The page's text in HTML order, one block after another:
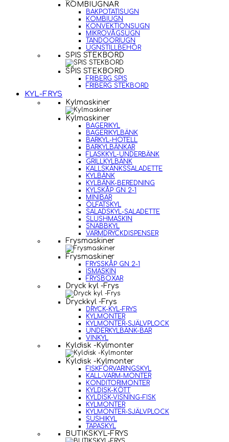
KOMBIUGNAR
BAKPOTATISUGN
KOMBIUGN
KONVEKTIONSUGN
MIKROVÅGSUGN
TANDOORIUGN
UGNSTILLBEHÖR
SPIS STEKBORD
SPIS STEKBORD
FRIBERG SPIS
FRIBERG STEKBORD
KYL-FRYS
Kylmaskiner
Kylmaskiner
BAGERIKYL
BAGERIKYLBÄNK
BARKYL-HOTELL
BARKYLBÄNKAR
FLASKKYL-UNDERBÄNK
GRILLKYLBÄNK
KALLSKÄNKSSALADETTE
KYLBÄNK
KYLBÄNK-BEREDNING
KYLSKÅP GN 2-1
MINIBAR
ÖLFATSKYL
SALADSKYL-SALADETTE
SLUSHMASKIN
SNABBKYL
VARMDRYCKDISPENSER
Frysmaskiner
Frysmaskiner
FRYSSKÅP GN 2-1
ISMASKIN
FRYSBOXAR
Dryck kyl -Frys
Dryckkyl -Frys
DRYCK-KYL-FRYS
KYLMONTER
KYLMONTER-SJÄLVPLOCK
UNDERKYLBÄNK-BAR
VINKYL
Kyldisk -Kylmonter
Kyldisk -Kylmonter
FISKFÖRVARINGSKYL
KALL-VARM-MONTER
KONDITORIMONTER
KYLDISK-KÖTT
KYLDISK-VISNING-FISK
KYLMONTER
KYLMONTER-SJÄLVPLOCK
SUSHIKYL
TAPASKYL
BUTIKSKYL-FRYS